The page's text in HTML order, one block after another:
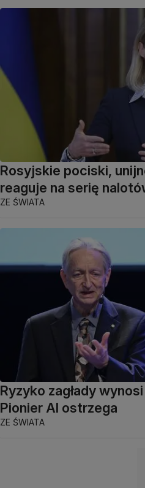
Rosyjskie pociski,
reaguje na serię
ZE ŚWIATA
Ryzyko zagłady
Pionier AI ostrzega
ZE ŚWIATA